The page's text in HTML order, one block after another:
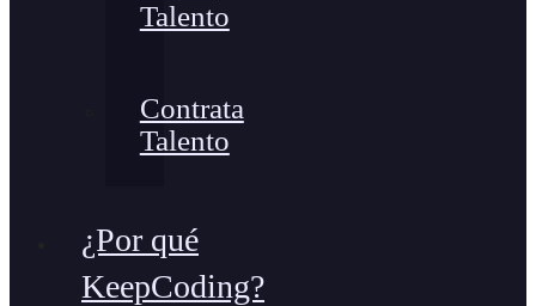
Talento
Contrata
Talento
¿Por qué
KeepCoding?